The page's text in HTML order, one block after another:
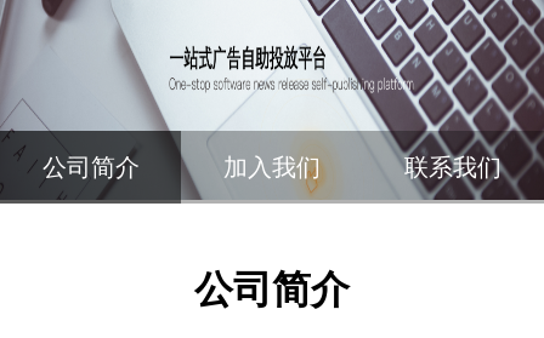
公司简介 加入我们 联系我们
公司简介